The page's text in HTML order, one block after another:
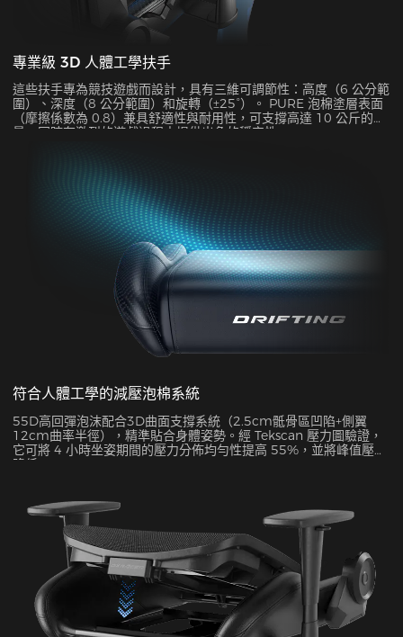
專業級 3D 人體工學扶手
這些扶手專為競技遊戲而設計，具有三維可調節性：高度（6 公分範
圍）、深度（8 公分範圍）和旋轉（±25°）。 PURE 泡棉塗層表面
（摩擦係數為 0.8）兼具舒適性與耐用性，可支撐高達 10 公斤的重
量，同時在激烈的遊戲過程中提供出色的穩定性。
符合人體工學的減壓泡棉系統
55D高回彈泡沫配合3D曲面支撐系統（2.5cm骶骨區凹陷+側翼
12cm曲率半徑），精準貼合身體姿勢。經 Tekscan 壓力圖驗證，
它可將 4 小時坐姿期間的壓力分佈均勻性提高 55%，並將峰值壓力
降低 38%。